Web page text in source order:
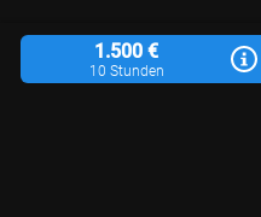
1.500 €
10 Stunden